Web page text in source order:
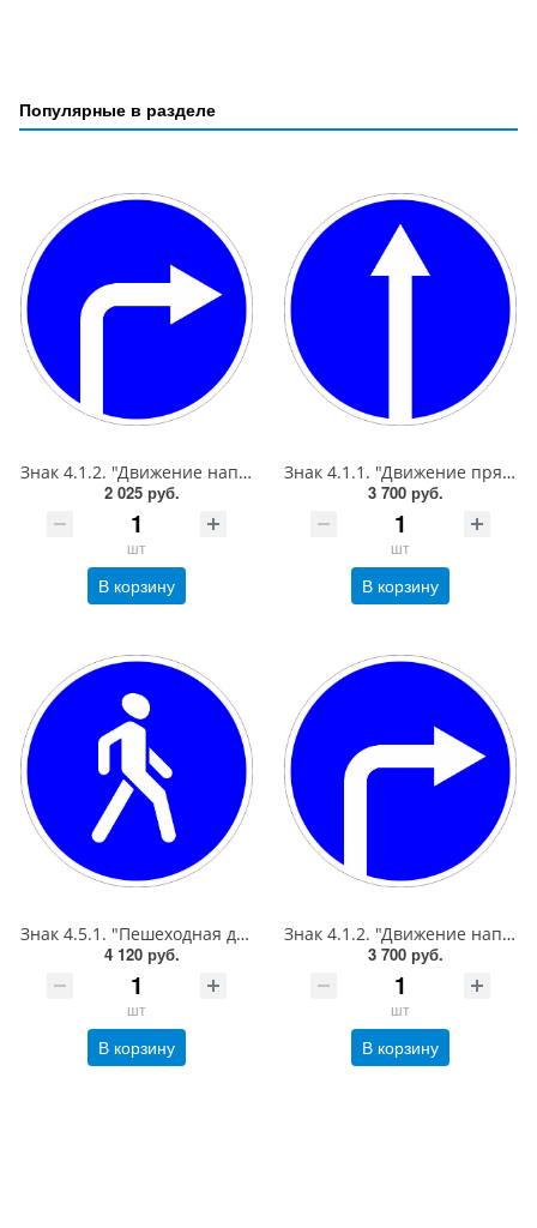
Популярные в разделе
Знак 4.1.2. "Движение направо",D=700, Тип А Коммерческая (3 года),металл 0.8 мм
2 025 руб.
шт
В корзину
Знак 4.1.1. "Движение прямо",D=900, Тип А Коммерческая (3 года),металл 0.8 мм
3 700 руб.
шт
В корзину
Знак 4.5.1. "Пешеходная дорожка",D=900, Тип А (1б) Микропризм. (7-9 лет)металл 0.8 мм
4 120 руб.
шт
В корзину
Знак 4.1.2. "Движение направо",D=900, Тип А Коммерческая (3 года),металл 0.8 мм
3 700 руб.
шт
В корзину